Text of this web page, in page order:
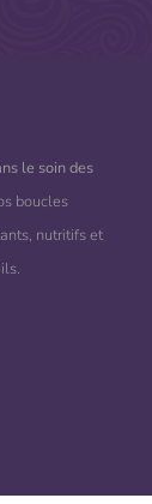
le soin des
boucles
nutritifs et